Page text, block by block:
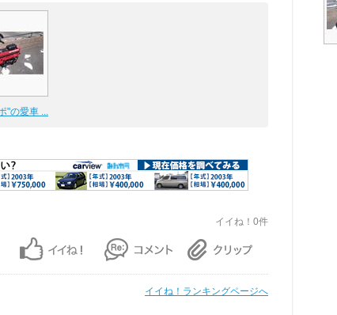
"の愛車 ...
イイね！0件
イイね！ランキングページへ